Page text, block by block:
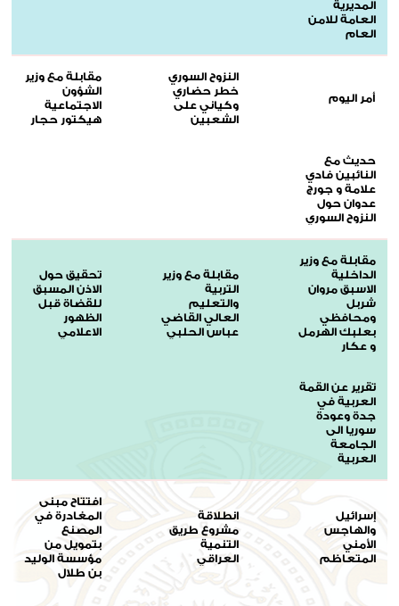
المديرية
العامة للامن
العام
أمر اليوم
النزوح السوري
خطر حضاري
وكياني على
الشعبين
مقابلة مع وزير
الشؤون
الاجتماعية
هيكتور حجار
حديث مع
النائبين فادي
علامة و جورج
عدوان حول
النزوح السوري
مقابلة مع وزير
الداخلية
الاسبق مروان
شربل
ومحافظي
بعلبك الهرمل
و عكار
مقابلة مع وزير
التربية
والتعليم
العالي القاضي
عباس الحلبي
تحقيق حول
الاذن المسبق
للقضاة قبل
الظهور
الاعلامي
تقرير عن القمة
العربية في
جدة وعودة
سوريا الى
الجامعة
العربية
إسرائيل
والهاجس
الأمني
المتعاظم
انطلاقة
مشروع طريق
التنمية
العراقي
افتتاح مبنى
المغادرة في
المصنع
بتمويل من
مؤسسة الوليد
بن طلال